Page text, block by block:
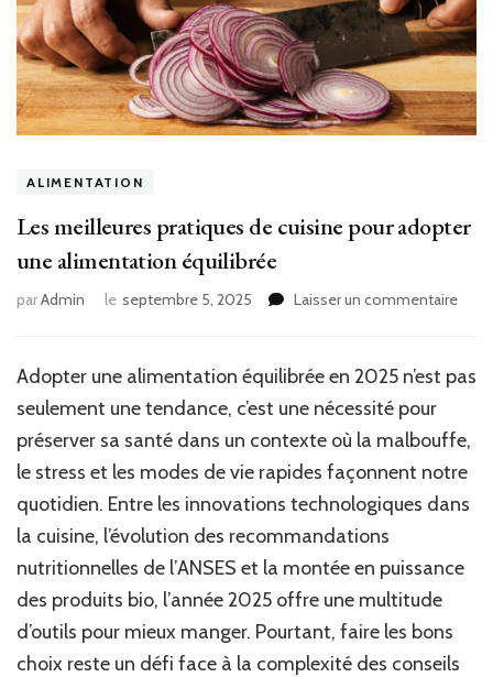
ALIMENTATION
Les meilleures pratiques de cuisine pour adopter
une alimentation équilibrée
parAdmin le septembre 5, 2025 Laisser un commentairesur
pour
une
Adopter une alimentation équilibrée en 2025 n’est pas
seulement une tendance, c’est une nécessité pour
préserver sa santé dans un contexte où la malbouffe,
le stress et les modes de vie rapides façonnent notre
quotidien. Entre les innovations technologiques dans
la cuisine, l’évolution des recommandations
nutritionnelles de l’ANSES et la montée en puissance
des produits bio, l’année 2025 offre une multitude
d’outils pour mieux manger. Pourtant, faire les bons
choix reste un défi face à la complexité des conseils